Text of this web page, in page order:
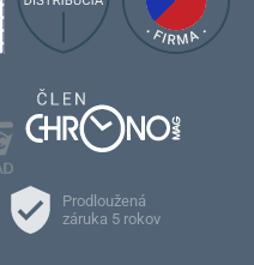
Prodloužená
záruka 5 rokov